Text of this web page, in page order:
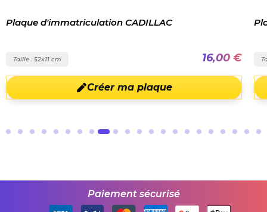
Plaque d'immatriculation CADILLAC
Taille : 52x11 cm 16,00 €
Créer ma plaque
Paiement sécurisé